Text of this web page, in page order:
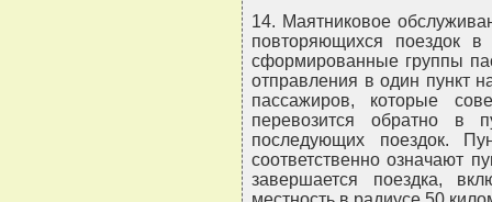
14. Маятниковое
повторяющихся поездок
сформированные группы
отправления в один пункт
пассажиров, которые
перевозится обратно в
последующих поездок.
соответственно означают
завершается поездка,